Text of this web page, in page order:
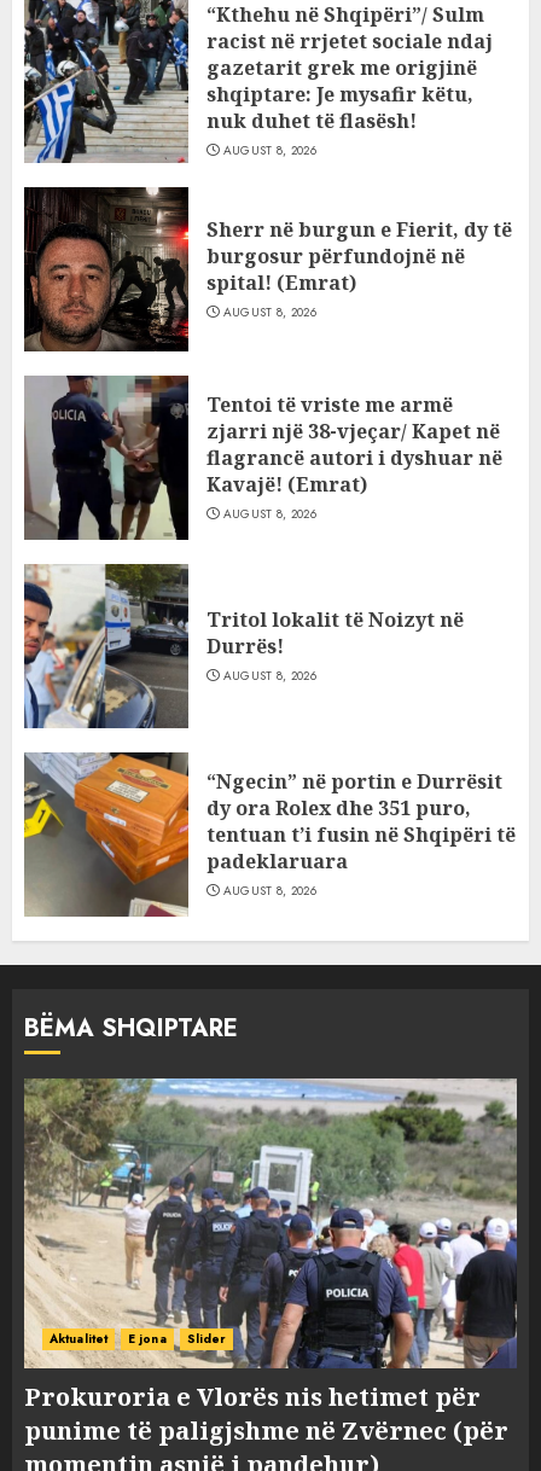
“Kthehu në Shqipëri”/ Sulm
racist në rrjetet sociale ndaj
gazetarit grek me origjinë
shqiptare: Je mysafir këtu,
nuk duhet të flasësh!
AUGUST 8, 2026
Sherr në burgun e Fierit, dy të
burgosur përfundojnë në
spital! (Emrat)
AUGUST 8, 2026
Tentoi të vriste me armë
zjarri një 38-vjeçar/ Kapet në
flagrancë autori i dyshuar në
Kavajë! (Emrat)
AUGUST 8, 2026
Tritol lokalit të Noizyt në
Durrës!
AUGUST 8, 2026
“Ngecin” në portin e Durrësit
dy ora Rolex dhe 351 puro,
tentuan t’i fusin në Shqipëri të
padeklaruara
AUGUST 8, 2026
BËMA SHQIPTARE
Aktualitet E jona Slider
Prokuroria e Vlorës nis hetimet për
punime të paligjshme në Zvërnec (për
momentin asnjë i pandehur)